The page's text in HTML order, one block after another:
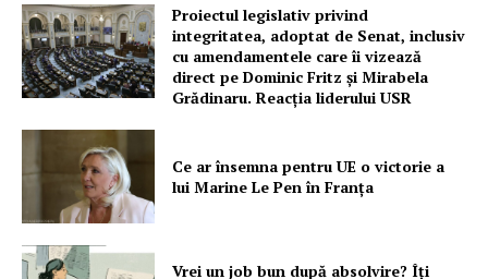
Proiectul legislativ privind
integritatea, adoptat de Senat, inclusiv
cu amendamentele care îi vizează
direct pe Dominic Fritz și Mirabela
Grădinaru. Reacția liderului USR
Ce ar însemna pentru UE o victorie a
lui Marine Le Pen în Franța
Vrei un job bun după absolvire? Îți